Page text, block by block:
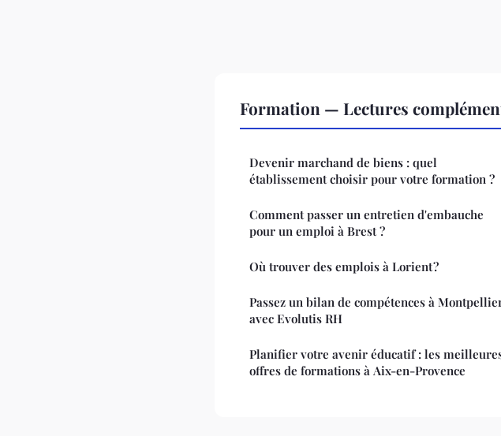
Formation — Lectures
Devenir marchand de biens : quel
établissement choisir pour votre formation ?
Comment passer un entretien d'embauche
pour un emploi à Brest ?
Où trouver des emplois à Lorient ?
Passez un bilan de compétences à
avec Evolutis RH
Planifier votre avenir éducatif : les
offres de formations à Aix-en-Provence